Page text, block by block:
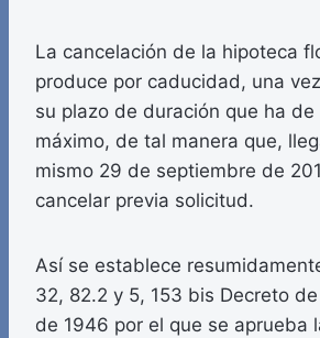
La cancelación de la hipoteca
produce por caducidad, una
su plazo de duración que ha
máximo, de tal manera que,
mismo 29 de septiembre de
cancelar previa solicitud.
Así se establece
32, 82.2 y 5, 153 bis Decreto
de 1946 por el que se aprueba